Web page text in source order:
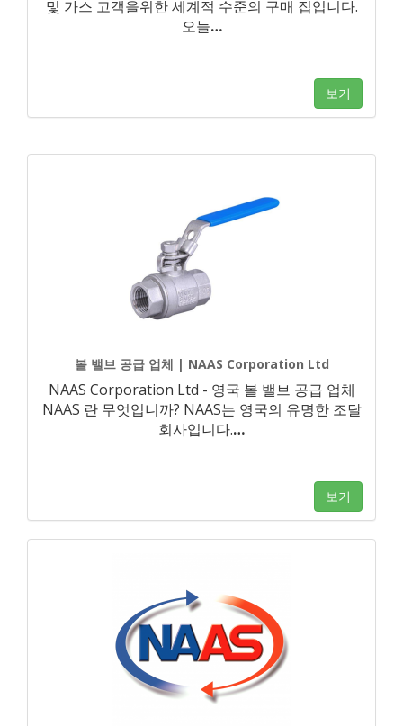
및 가스 고객을위한 세계적 수준의 구매 집입니다.
오늘…
보기
볼 밸브 공급 업체 | NAAS Corporation Ltd
NAAS Corporation Ltd - 영국 볼 밸브 공급 업체
NAAS 란 무엇입니까? NAAS는 영국의 유명한 조달
회사입니다.…
보기